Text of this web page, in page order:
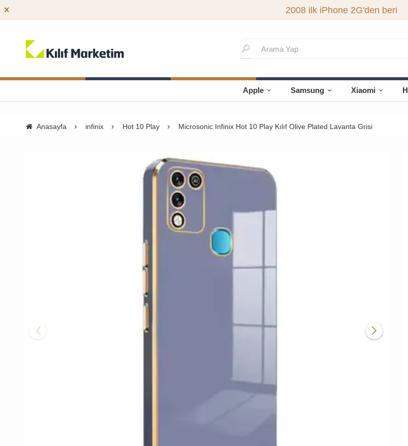
2008 ilk iPhone 2G'den beri
Apple Samsung Xiaomi
Anasayfa infinix Hot 10 Play Microsonic Infinix Hot 10 Play Kılıf Olive Plated Lavanta Grisi